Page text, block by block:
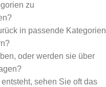
zu
in passende Kategorien
oder werden sie über
sehen Sie oft das